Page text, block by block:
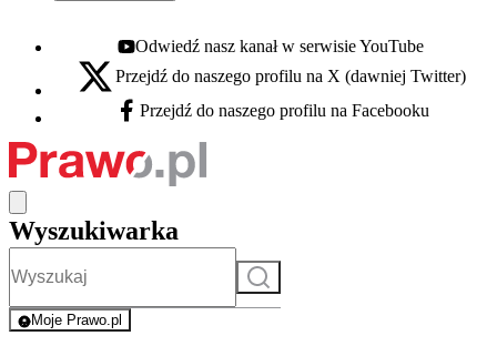
Youtube - otwiera się w nowej karcie
Odwiedź nasz kanał w serwisie YouTube
X - otwiera się w nowej karcie
Przejdź do naszego profilu na X (dawniej Twitter)
Facebook - otwiera się w nowej karcie
Przejdź do naszego profilu na Facebooku
Wyszukiwarka
Szukaj
Moje Prawo.pl
- rejestracja i logowanie do serwisu